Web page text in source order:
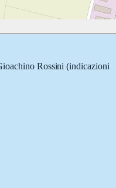
Rossini (indicazioni